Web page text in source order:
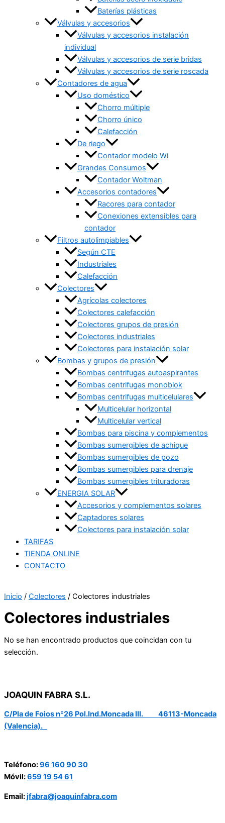
Baterías plásticas
Válvulas y accesorios
Válvulas y accesorios instalación
individual
Válvulas y accesorios de serie bridas
Válvulas y accesorios de serie roscada
Contadores de agua
Uso doméstico
Chorro múltiple
Chorro único
Calefacción
De riego
Contador modelo Wi
Grandes Consumos
Contador Woltman
Accesorios contadores
Racores para contador
Conexiones extensibles para
contador
Filtros autolimpiables
Según CTE
Industriales
Calefacción
Colectores
Agrícolas colectores
Colectores calefacción
Colectores grupos de presión
Colectores industriales
Colectores para instalación solar
Bombas y grupos de presión
Bombas centrifugas autoaspirantes
Bombas centrifugas monoblok
Bombas centrifugas multicelulares
Multicelular horizontal
Multicelular vertical
Bombas para piscina y complementos
Bombas sumergibles de achique
Bombas sumergibles de pozo
Bombas sumergibles para drenaje
Bombas sumergibles trituradoras
ENERGIA SOLAR
Accesorios y complementos solares
Captadores solares
Colectores para instalación solar
TARIFAS
TIENDA ONLINE
CONTACTO
Inicio / Colectores / Colectores industriales
Colectores industriales
No se han encontrado productos que coincidan con tu
selección.
JOAQUIN FABRA S.L.
C/Pla de Foios nº26 Pol.Ind.Moncada III. 46113-Moncada
(Valencia).
Teléfono:96 160 90 30
Móvil:659 19 54 61
Email:jfabra@joaquinfabra.com